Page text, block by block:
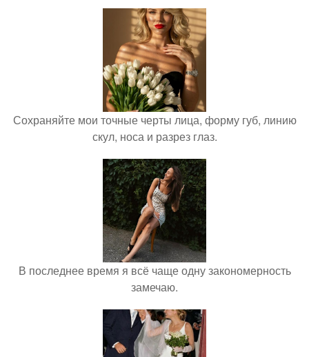
Сохраняйте мои точные черты лица, форму губ, линию
скул, носа и разрез глаз.
В последнее время я всё чаще одну закономерность
замечаю.